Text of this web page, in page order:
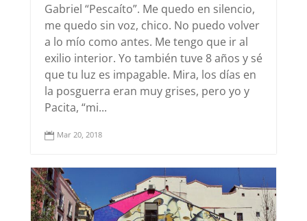
Gabriel “Pescaíto”. Me quedo en silencio,
me quedo sin voz, chico. No puedo volver
a lo mío como antes. Me tengo que ir al
exilio interior. Yo también tuve 8 años y sé
que tu luz es impagable. Mira, los días en
la posguerra eran muy grises, pero yo y
Pacita, “mi...
 Mar 20, 2018